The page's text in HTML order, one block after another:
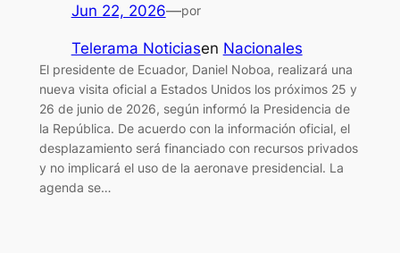
Jun 22, 2026—por
Telerama Noticiasen Nacionales
El presidente de Ecuador, Daniel Noboa, realizará una
nueva visita oficial a Estados Unidos los próximos 25 y
26 de junio de 2026, según informó la Presidencia de
la República. De acuerdo con la información oficial, el
desplazamiento será financiado con recursos privados
y no implicará el uso de la aeronave presidencial. La
agenda se…